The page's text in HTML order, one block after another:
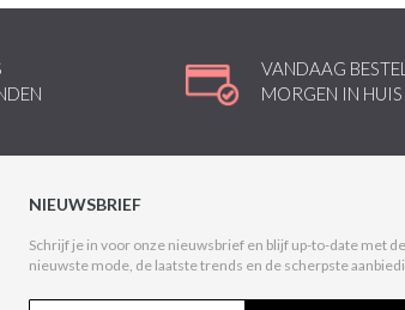
VANDAAG
MORGEN IN HUIS
NIEUWSBRIEF
Schrijf je in voor onze nieuwsbrief en blijf up-to-date met de
nieuwste mode, de laatste trends en de scherpste